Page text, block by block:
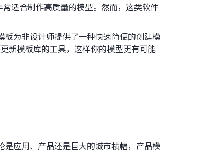
适合制作高质量的模型。然而，这类软件
为非设计师提供了一种快速简便的创建模
新模板库的工具，这样你的模型更有可能
应用、产品还是巨大的城市横幅，产品模